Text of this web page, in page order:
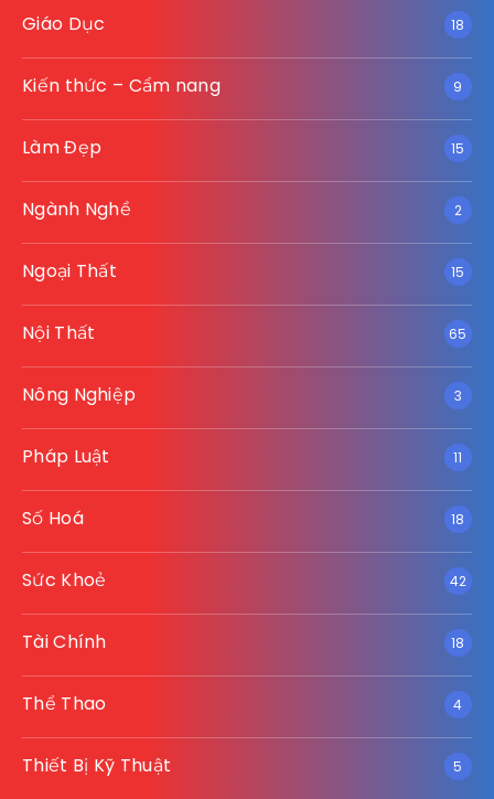
Giáo Dục 18
Kiến thức – Cẩm nang 9
Làm Đẹp 15
Ngành Nghề 2
Ngoại Thất 15
Nội Thất 65
Nông Nghiệp 3
Pháp Luật 11
Số Hoá 18
Sức Khoẻ 42
Tài Chính 18
Thể Thao 4
Thiết Bị Kỹ Thuật 5